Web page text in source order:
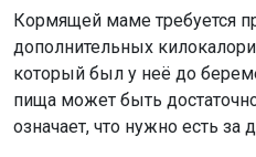
Кормящей маме требуется
дополнительных
который был у неё до
пища может быть
означает, что нужно есть за